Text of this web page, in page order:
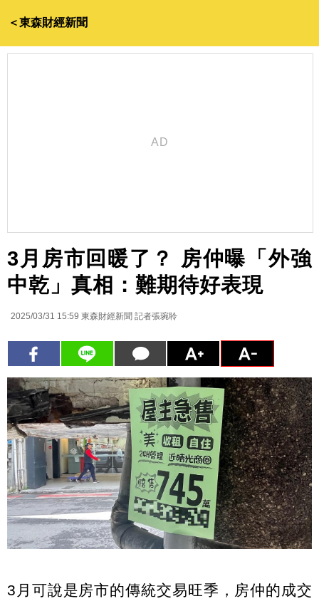
＜東森財經新聞
3月房市回暖了？ 房仲曝「外強
中乾」真相：難期待好表現
2025/03/31 15:59 東森財經新聞 記者張琬聆
3月可說是房市的傳統交易旺季，房仲的成交